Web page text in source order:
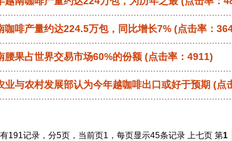
咖啡产量约达224.5万包，同比增长7% (点击率：
腰果占世界交易市场60%的份额 (点击率：4911)
业与农村发展部认为今年越咖啡出口或好于预期 (点
191记录，分5页，当前页1，每页显示45条记录 上七页 第1